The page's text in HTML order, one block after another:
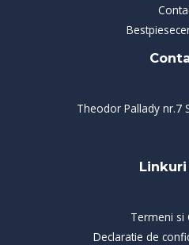
Theodor Pallady nr.7
Termeni si
Declaratie de